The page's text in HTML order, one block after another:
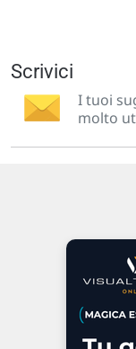
Scrivici
I tuoi
molto